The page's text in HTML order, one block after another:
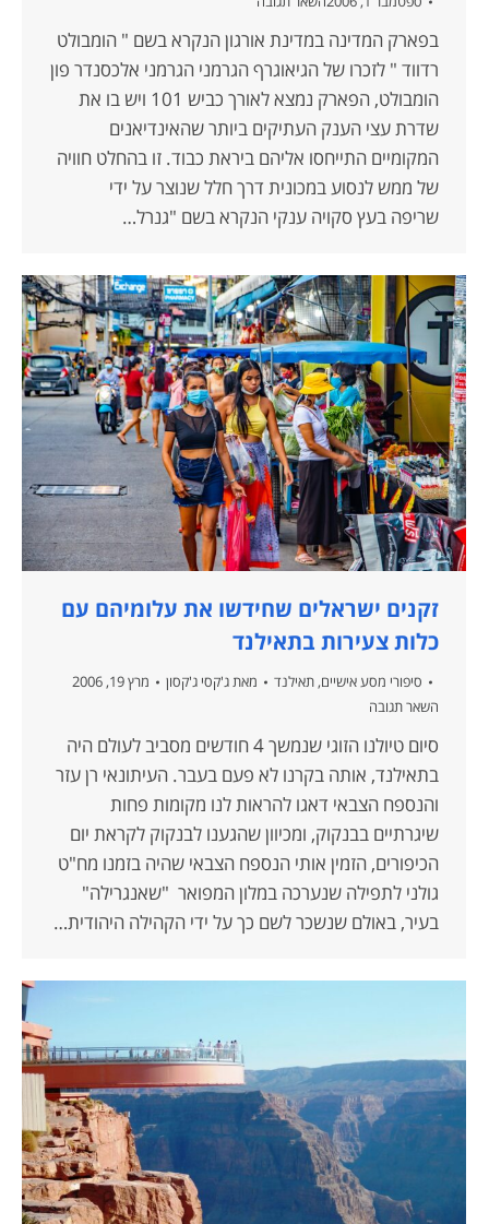
בפארק המדינה במדינת אורגון הנקרא בשם " הומבולט
רדווד " לזכרו של הגיאוגרף הגרמני הגרמני אלכסנדר פון
הומבולט, הפארק נמצא לאורך כביש 101 ויש בו את
שדרת עצי הענק העתיקים ביותר שהאינדיאנים
המקומיים התייחסו אליהם ביראת כבוד. זו בהחלט חוויה
של ממש לנסוע במכונית דרך חלל שנוצר על ידי
שריפה בעץ סקויה ענקי הנקרא בשם "גנרל…
זקנים ישראלים שחידשו את עלומיהם עם
כלות צעירות בתאילנד
סיפורי מסע אישיים, תאילנד מאתג'קסי ג'קסון
מרץ 19, 2006
השאר תגובה
סיום טיולנו הזוגי שנמשך 4 חודשים מסביב לעולם היה
בתאילנד, אותה בקרנו לא פעם בעבר. העיתונאי רן עזר
והנספח הצבאי דאגו להראות לנו מקומות פחות
שיגרתיים בבנקוק, ומכיוון שהגענו לבנקוק לקראת יום
הכיפורים, הזמין אותי הנספח הצבאי שהיה בזמנו מח"ט
גולני לתפילה שנערכה במלון המפואר "שאנגרילה"
בעיר, באולם שנשכר לשם כך על ידי הקהילה היהודית…